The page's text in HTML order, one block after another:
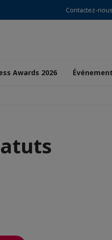
Contactez-nous
Awards 2026